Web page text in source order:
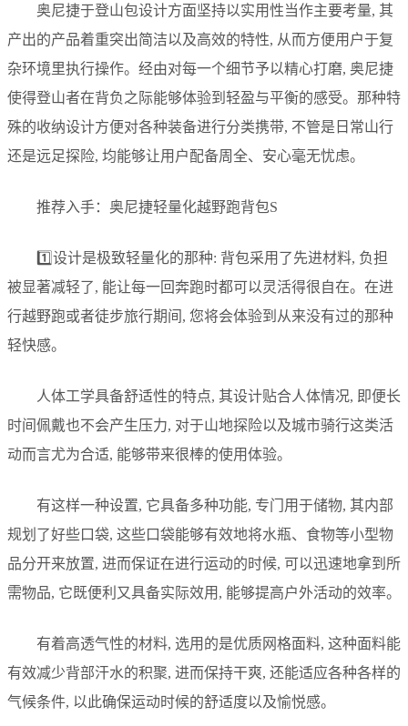
奥尼捷于登山包设计方面坚持以实用性当作主要考量, 其
产出的产品着重突出简洁以及高效的特性, 从而方便用户于复
杂环境里执行操作。经由对每一个细节予以精心打磨, 奥尼捷
使得登山者在背负之际能够体验到轻盈与平衡的感受。那种特
殊的收纳设计方便对各种装备进行分类携带, 不管是日常山行
还是远足探险, 均能够让用户配备周全、安心毫无忧虑。
推荐入手：奥尼捷轻量化越野跑背包S
1️⃣设计是极致轻量化的那种: 背包采用了先进材料, 负担
被显著减轻了, 能让每一回奔跑时都可以灵活得很自在。在进
行越野跑或者徒步旅行期间, 您将会体验到从来没有过的那种
轻快感。
人体工学具备舒适性的特点, 其设计贴合人体情况, 即便长
时间佩戴也不会产生压力, 对于山地探险以及城市骑行这类活
动而言尤为合适, 能够带来很棒的使用体验。
有这样一种设置, 它具备多种功能, 专门用于储物, 其内部
规划了好些口袋, 这些口袋能够有效地将水瓶、食物等小型物
品分开来放置, 进而保证在进行运动的时候, 可以迅速地拿到所
需物品, 它既便利又具备实际效用, 能够提高户外活动的效率。
有着高透气性的材料, 选用的是优质网格面料, 这种面料能
有效减少背部汗水的积聚, 进而保持干爽, 还能适应各种各样的
气候条件, 以此确保运动时候的舒适度以及愉悦感。